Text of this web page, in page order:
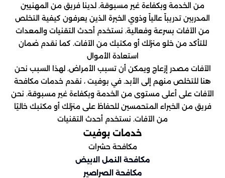
من الخدمة وبكفاءة غير مسبوقة. لدينا فريق من المهنيين
المدربين تدريباً عالياً وذوي الخبرة الذين يعرفون كيفية التخلص
من الآفات بسرعة وفعالية. نستخدم أحدث التقنيات والمعدات
للتأكد من خلو منزلك أو مكتبك من الآفات. كما نقدم ضمان
استعادة الأموال
الآفات مصدر إزعاج ويمكن أن تسبب الأمراض. لهذا السبب نحن
هنا للتخلص منهم إلى الأبد. في بوفيت ، نقدم خدمات مكافحة
الآفات على أعلى مستوى من الخدمة وبكفاءة غير مسبوقة. نحن
فريق من الخبراء المتحمسين للحفاظ على منزلك أو مكتبك خاليًا
من الآفات. نستخدم أحدث التقنيات
خدمات بوفيت
مكافحة حشرات
مكافحة النمل الابيض
مكافحة الصراصير